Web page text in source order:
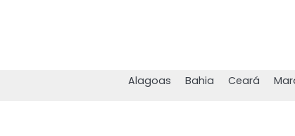
Alagoas Bahia Ceará